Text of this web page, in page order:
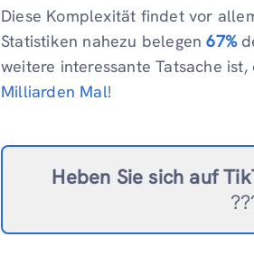
Diese Komplexität findet vor
Statistiken nahezu belegen67%
weitere interessante Tatsache
Milliarden Mal!
Heben Sie sich auf